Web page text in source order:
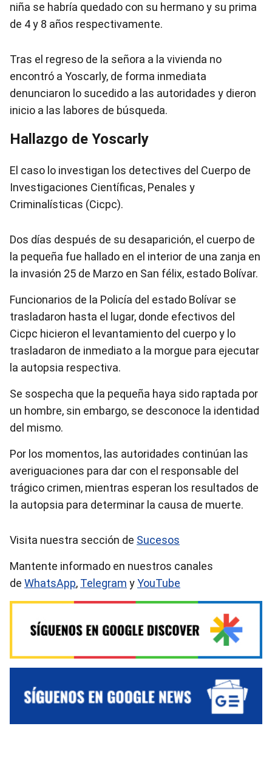
niña se habría quedado con su hermano y su prima
de 4 y 8 años respectivamente.
Tras el regreso de la señora a la vivienda no
encontró a Yoscarly, de forma inmediata
denunciaron lo sucedido a las autoridades y dieron
inicio a las labores de búsqueda.
Hallazgo de Yoscarly
El caso lo investigan los detectives del Cuerpo de
Investigaciones Científicas, Penales y
Criminalísticas (Cicpc).
Dos días después de su desaparición, el cuerpo de
la pequeña fue hallado en el interior de una zanja en
la invasión 25 de Marzo en San félix, estado Bolívar.
Funcionarios de la Policía del estado Bolívar se
trasladaron hasta el lugar, donde efectivos del
Cicpc hicieron el levantamiento del cuerpo y lo
trasladaron de inmediato a la morgue para ejecutar
la autopsia respectiva.
Se sospecha que la pequeña haya sido raptada por
un hombre, sin embargo, se desconoce la identidad
del mismo.
Por los momentos, las autoridades continúan las
averiguaciones para dar con el responsable del
trágico crimen, mientras esperan los resultados de
la autopsia para determinar la causa de muerte.
Visita nuestra sección de Sucesos
Mantente informado en nuestros canales
de WhatsApp, Telegram yYouTube